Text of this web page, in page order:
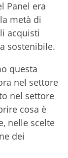
Panel era
metà di
acquisti
sostenibile.
questa
nel settore
nel settore
cosa è
nelle scelte
dei